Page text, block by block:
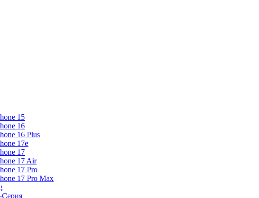
15
16
16 Plus
17e
17
17 Air
17 Pro
17 Pro Max